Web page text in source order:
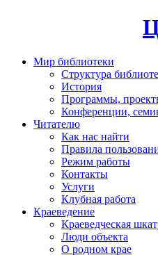
Мир библиотеки
Структура
История
Программы,
Конференции,
Читателю
Как нас найти
Правила
Режим работы
Контакты
Услуги
Клубная работа
Краеведение
Краеведческая
Люди объекта
О родном крае